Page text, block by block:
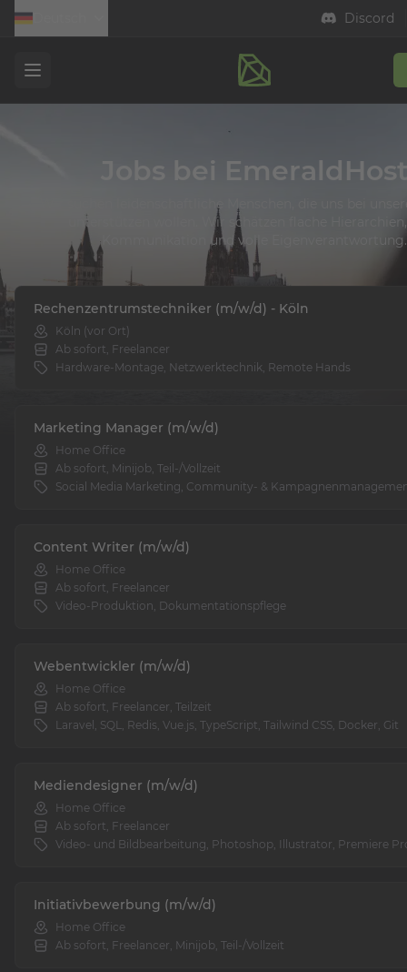
Discord
Open menu
Jobs bei
Wir suchen leidenschaftliche Menschen, die uns bei
unterstützen wollen. Wir schätzen flache
Kommunikation und volle Eigenverantwortung.
Rechenzentrumstechniker (m/w/d) - Köln
Köln (vor Ort)
Ab sofort, Freelancer
Hardware-Montage, Netzwerktechnik, Remote Hands
Marketing Manager (m/w/d)
Home Office
Ab sofort, Minijob, Teil-/Vollzeit
Social Media Marketing, Community- &
Content Writer (m/w/d)
Home Office
Ab sofort, Freelancer
Video-Produktion, Dokumentationspflege
Webentwickler (m/w/d)
Home Office
Ab sofort, Freelancer, Teilzeit
Laravel, SQL, Redis, Vue.js, TypeScript, Tailwind CSS, Docker, Git
Mediendesigner (m/w/d)
Home Office
Ab sofort, Freelancer
Video- und Bildbearbeitung, Photoshop, Illustrator, Premiere
Initiativbewerbung (m/w/d)
Home Office
Ab sofort, Freelancer, Minijob, Teil-/Vollzeit